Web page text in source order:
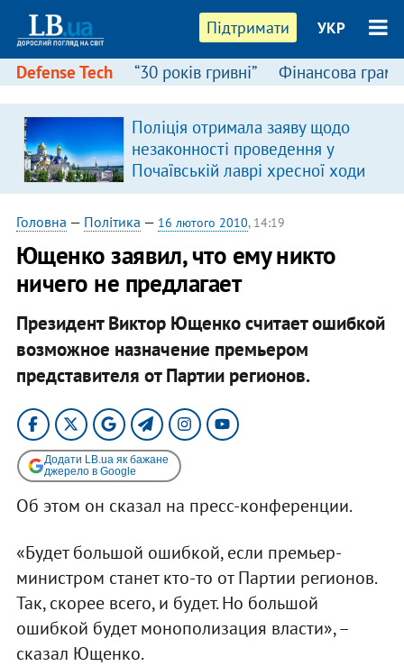
Підтримати УКР
Defense Tech “30 років гривні” Фінансова
Поліція отримала заяву щодо
незаконності проведення у
Почаївській лаврі хресної ходи
Головна — Політика — 16 лютого 2010, 14:19
Ющенко заявил, что ему никто
ничего не предлагает
Президент Виктор Ющенко считает ошибкой
возможное назначение премьером
представителя от Партии регионов.
Додати LB.ua як бажане
джерело в Google
Об этом он сказал на пресс-конференции.
«Будет большой ошибкой, если премьер-
министром станет кто-то от Партии регионов.
Так, скорее всего, и будет. Но большой
ошибкой будет монополизация власти», –
сказал Ющенко.